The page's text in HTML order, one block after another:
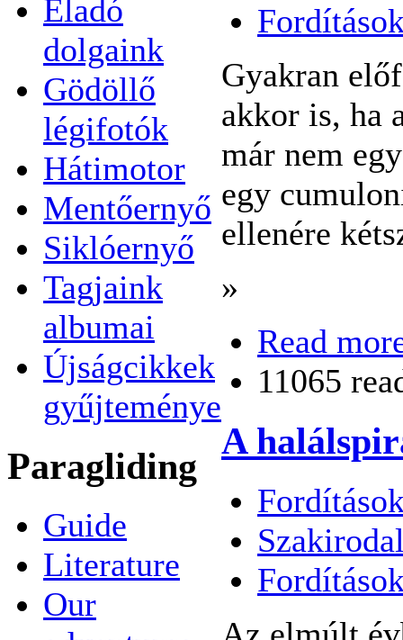
Eladó
dolgaink
Gödöllő
légifotók
Hátimotor
Mentőernyő
Siklóernyő
Tagjaink
albumai
Újságcikkek
gyűjteménye
Paragliding
Guide
Literature
Our
Gyakran
akkor is, ha
már nem
egy
ellenére
»
Read
11065
A